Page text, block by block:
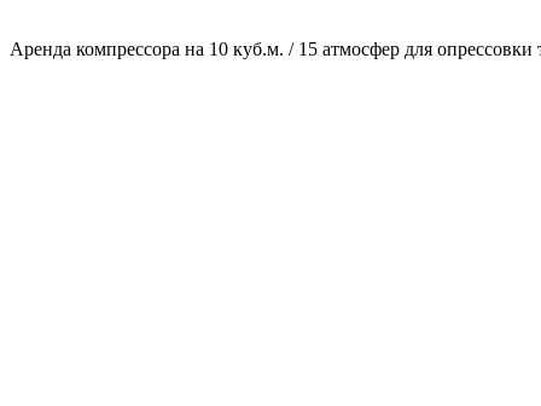
Аренда компрессора на 10 куб.м. / 15 атмосфер для опрессовки